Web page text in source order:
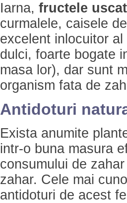
Iarna, fructele
curmalele, caisele
excelent inlocuitor
dulci, foarte bogate
masa lor), dar sunt
organism fata de
Antidoturi
Exista anumite
intr-o buna masura
consumului de
zahar. Cele mai
antidoturi de acest